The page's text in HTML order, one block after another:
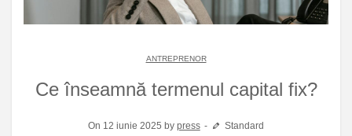
ANTREPRENOR
Ce înseamnă termenul capital fix?
On 12 iunie 2025 by press Standard